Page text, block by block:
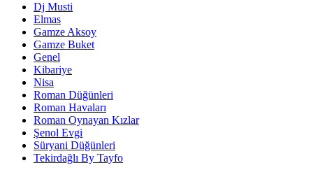
Dj Musti
Elmas
Gamze Aksoy
Gamze Buket
Genel
Kibariye
Nisa
Roman Düğünleri
Roman Havaları
Roman Oynayan Kızlar
Şenol Evgi
Süryani Düğünleri
Tekirdağlı By Tayfo